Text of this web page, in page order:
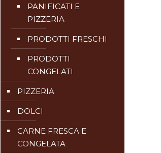
PANIFICATI E
PIZZERIA
PRODOTTI FRESCHI
PRODOTTI
CONGELATI
PIZZERIA
DOLCI
CARNE FRESCA E
CONGELATA